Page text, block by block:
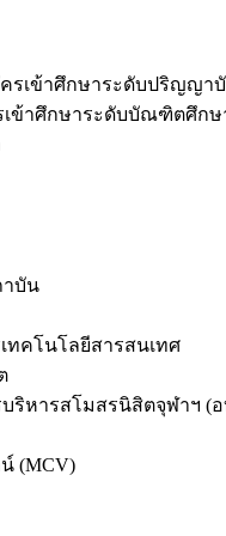
รเข้าศึกษาระดับปริญญ
เข้าศึกษาระดับบัณฑิตศึกษ
าบัน
ทคโนโลยีสารสนเทศ
ริหารสโมสรนิสิตจุฬาฯ (อ
(MCV)